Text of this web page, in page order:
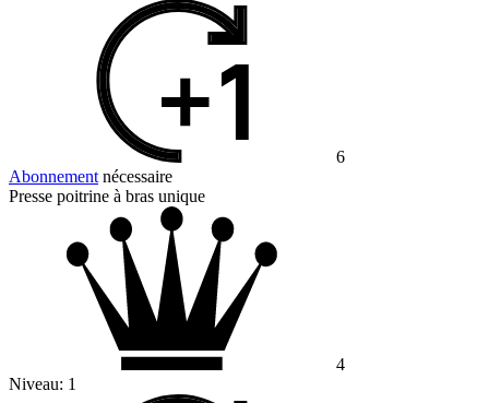
6
Abonnement nécessaire
Presse poitrine à bras unique
4
Niveau: 1